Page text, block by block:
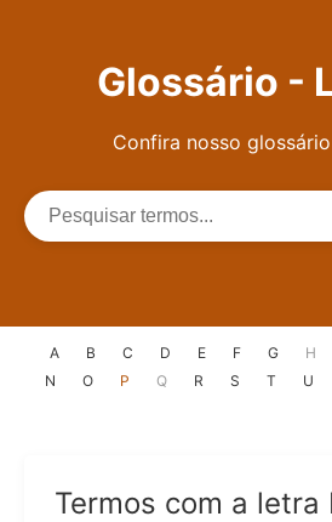
Glossário -
Confira nosso
A B C D E F G H
N
O P Q R S T U
Termos com a letra